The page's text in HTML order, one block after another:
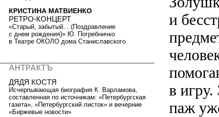
и
в
паж
КРИСТИНА МАТВИЕНКО
РЕТРО-КОНЦЕРТ
«Старый, забытый... (Поздравление
с днем рождения)» Ю. Погребничко
в Театре ОКОЛО дома Станиславского
АНТРАКТЪ
ДЯДЯ КОСТЯ
Исчерпывающая биография К. Варламова,
составленная по источникам: «Петербургская
газета», «Петербургский листок» и вечерние
«Биржевые новости»